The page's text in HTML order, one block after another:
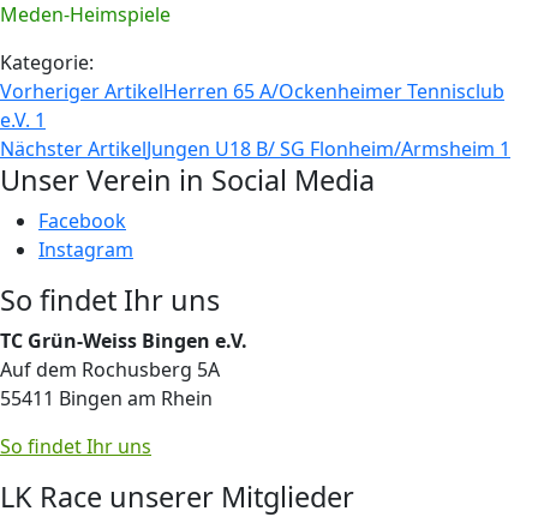
Meden-Heimspiele
Kategorie:
Vorheriger ArtikelHerren 65 A/Ockenheimer Tennisclub
e.V. 1
Nächster ArtikelJungen U18 B/ SG Flonheim/Armsheim 1
Unser Verein in Social Media
Facebook
Instagram
So findet Ihr uns
TC Grün-Weiss Bingen e.V.
Auf dem Rochusberg 5A
55411 Bingen am Rhein
So findet Ihr uns
LK Race unserer Mitglieder